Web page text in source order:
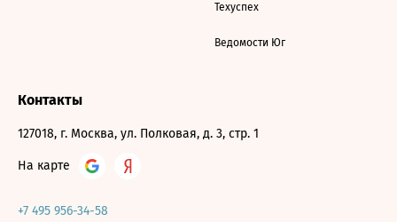
Техуспех
Ведомости Юг
Контакты
127018, г. Москва, ул. Полковая, д. 3, стр. 1
На карте
+7 495 956-34-58